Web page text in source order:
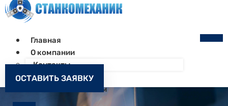
Главная
О компании
Контакты
Как заказать
Запчасти к станкам
ОСТАВИТЬ ЗАЯВКУ